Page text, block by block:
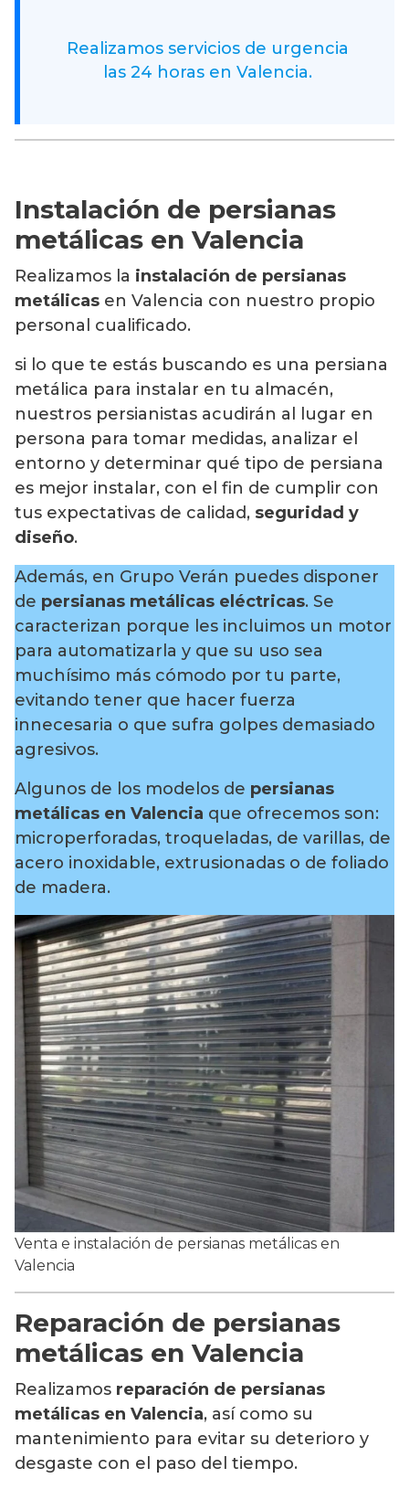
Realizamos servicios de urgencia
las 24 horas en Valencia.
Instalación de persianas
metálicas en Valencia
Realizamos la instalación de persianas
metálicas en Valencia con nuestro propio
personal cualificado.
si lo que te estás buscando es una persiana
metálica para instalar en tu almacén,
nuestros persianistas acudirán al lugar en
persona para tomar medidas, analizar el
entorno y determinar qué tipo de persiana
es mejor instalar, con el fin de cumplir con
tus expectativas de calidad, seguridad y
diseño.
Además, en Grupo Verán puedes disponer
de persianas metálicas eléctricas. Se
caracterizan porque les incluimos un motor
para automatizarla y que su uso sea
muchísimo más cómodo por tu parte,
evitando tener que hacer fuerza
innecesaria o que sufra golpes demasiado
agresivos.
Algunos de los modelos de persianas
metálicas en Valencia que ofrecemos son:
microperforadas, troqueladas, de varillas, de
acero inoxidable, extrusionadas o de foliado
de madera.
Venta e instalación de persianas metálicas en
Valencia
Reparación de persianas
metálicas en Valencia
Realizamos reparación de persianas
metálicas en Valencia, así como su
mantenimiento para evitar su deterioro y
desgaste con el paso del tiempo.